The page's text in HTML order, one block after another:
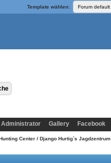
Template wählen:
Administrator Gallery Facebook
Center / Django Hurtig´s Jagdzentrum